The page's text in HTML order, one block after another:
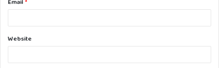
Website